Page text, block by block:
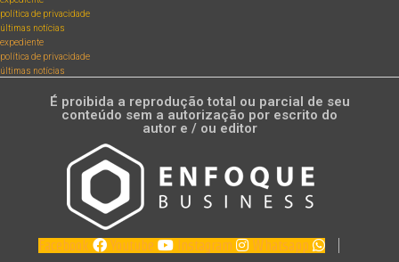
política de privacidade
últimas notícias
expediente
política de privacidade
últimas notícias
É proibida a reprodução total ou parcial de seu
conteúdo sem a autorização por escrito do
autor e / ou editor
Facebook Youtube Instagram Whatsapp